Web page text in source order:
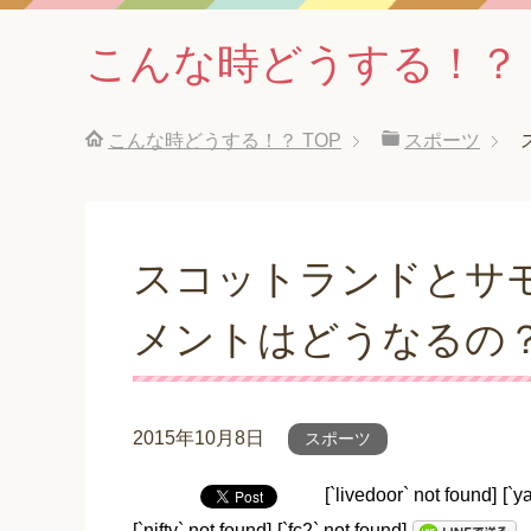
こんな時どうする！？
こんな時どうする！？ TOP スポーツ
スコットランドとサ
メントはどうなるの
2015年10月8日 スポーツ
[`livedoor` not found]